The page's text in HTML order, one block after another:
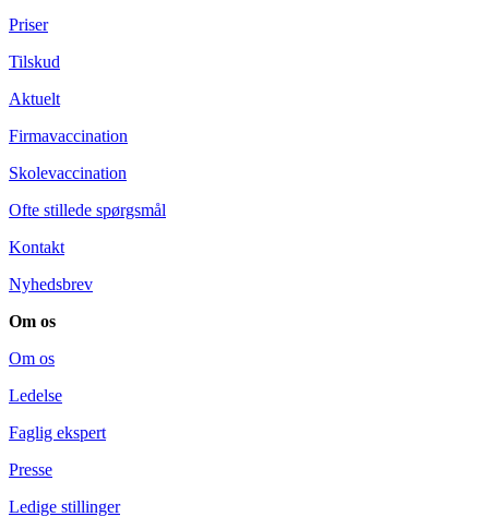
Priser
Tilskud
Aktuelt
Firmavaccination
Skolevaccination
Ofte stillede spørgsmål
Kontakt
Nyhedsbrev
Om os
Om os
Ledelse
Faglig ekspert
Presse
Ledige stillinger